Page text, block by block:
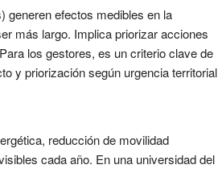
generen efectos medibles en la
más largo. Implica priorizar acciones
los gestores, es un criterio clave de
y priorización según urgencia territorial
reducción de movilidad
cada año. En una universidad del